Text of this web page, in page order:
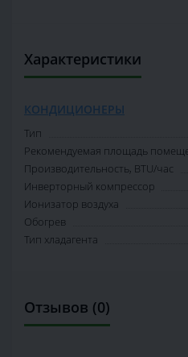
Характеристики
КОНДИЦИОНЕРЫ
Тип
Рекомендуемая площадь
Производительность, BTU/час
Инверторный компрессор
Ионизатор воздуха
Обогрев
Тип хладагента
Отзывов (0)